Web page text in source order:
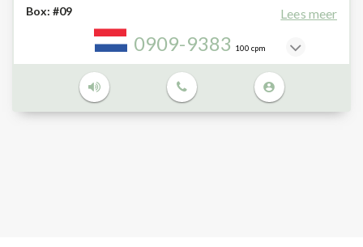
Box: #09
Lees meer
0909-9383 100 cpm